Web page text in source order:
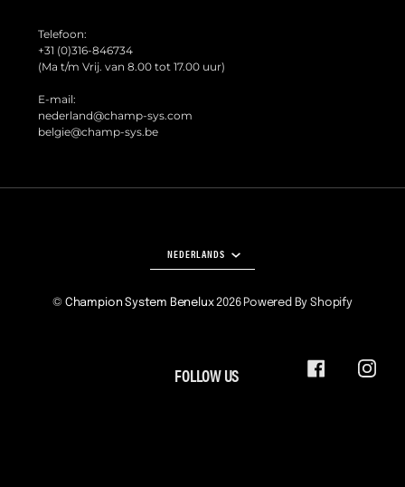
Telefoon:
+31 (0)316-846734
(Ma t/m Vrij. van 8.00 tot 17.00 uur)
E-mail:
nederland@champ-sys.com
belgie@champ-sys.be
NEDERLANDS
© Champion System Benelux2026 Powered By Shopify
FOLLOW US FACEBOOK